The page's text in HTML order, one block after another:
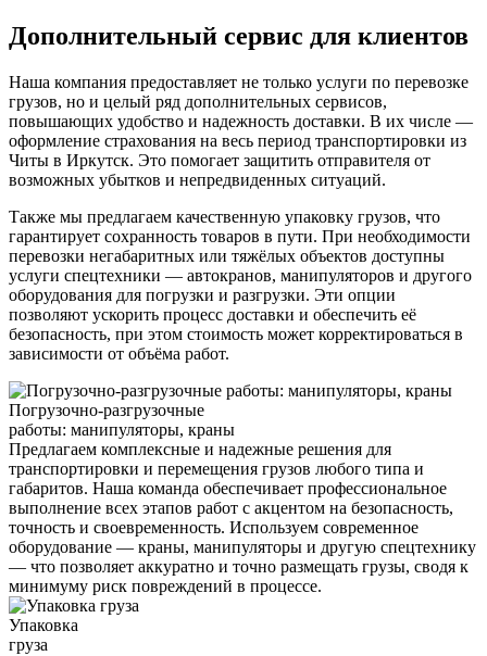
Дополнительный сервис для клиентов
Наша компания предоставляет не только услуги по перевозке
грузов, но и целый ряд дополнительных сервисов,
повышающих удобство и надежность доставки. В их числе —
оформление страхования на весь период транспортировки из
Читы в Иркутск. Это помогает защитить отправителя от
возможных убытков и непредвиденных ситуаций.
Также мы предлагаем качественную упаковку грузов, что
гарантирует сохранность товаров в пути. При необходимости
перевозки негабаритных или тяжёлых объектов доступны
услуги спецтехники — автокранов, манипуляторов и другого
оборудования для погрузки и разгрузки. Эти опции
позволяют ускорить процесс доставки и обеспечить её
безопасность, при этом стоимость может корректироваться в
зависимости от объёма работ.
Погрузочно-разгрузочные
работы: манипуляторы, краны
Предлагаем комплексные и надежные решения для
транспортировки и перемещения грузов любого типа и
габаритов. Наша команда обеспечивает профессиональное
выполнение всех этапов работ с акцентом на безопасность,
точность и своевременность. Используем современное
оборудование — краны, манипуляторы и другую спецтехнику
— что позволяет аккуратно и точно размещать грузы, сводя к
минимуму риск повреждений в процессе.
Упаковка
груза